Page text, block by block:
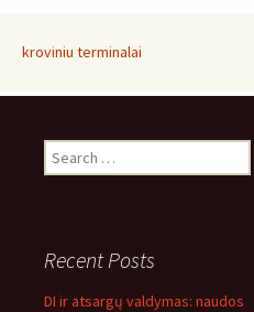
kroviniu terminalai
Search
for:
Recent Posts
DI ir atsargų valdymas: naudos